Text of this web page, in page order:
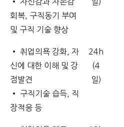
회복, 구직동기 부여
및 구직 기술 향상
• 취업의욕 강화, 자
신에 대한 이해 및 강
점발견
• 구직기술 습득, 직
장적응 등
24h
(4
일)